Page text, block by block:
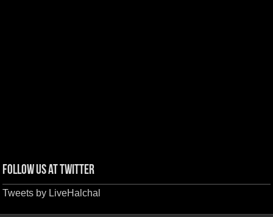
Follow us at Twitter
Tweets by LiveHalchal